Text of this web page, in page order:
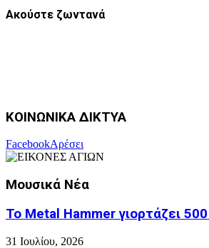
Ακούστε ζωντανά
ΚΟΙΝΩΝΙΚΑ ΔΙΚΤΥΑ
FacebookΑρέσει
Μουσικά Νέα
Το Metal Hammer γιορτάζει
31 Ιουλίου, 2026